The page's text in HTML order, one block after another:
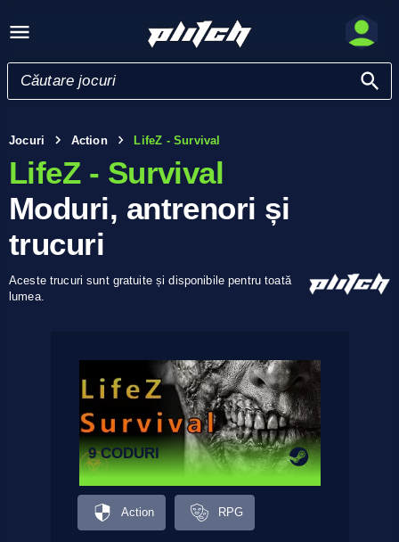
Jocuri Action LifeZ - Survival
LifeZ - Survival
Moduri, antrenori și
trucuri
Aceste trucuri sunt gratuite și disponibile pentru toată
lumea.
9 CODURI
Action RPG